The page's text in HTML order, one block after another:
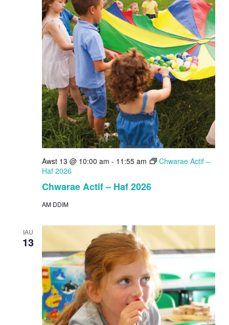
Chwarae Actif – Haf 2026
Awst 13 @ 10:00 am - 11:55 am
Chwarae Actif –
Haf 2026
AM DDIM
IAU
13